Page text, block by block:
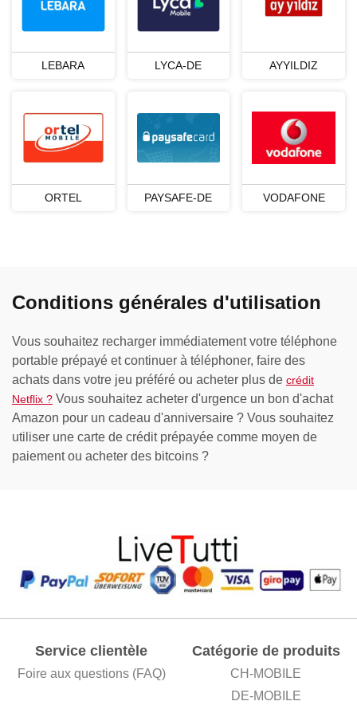
LEBARA LYCA-DE AYYILDIZ
ORTEL PAYSAFE-DE VODAFONE
Conditions générales d'utilisation
Vous souhaitez recharger immédiatement votre téléphone
portable prépayé et continuer à téléphoner, faire des
achats dans votre jeu préféré ou acheter plus de crédit
Netflix ? Vous souhaitez acheter d'urgence un bon d'achat
Amazon pour un cadeau d'anniversaire ? Vous souhaitez
utiliser une carte de crédit prépayée comme moyen de
paiement ou acheter des bitcoins ?
Service clientèle
Foire aux questions (FAQ)
Catégorie de produits
CH-MOBILE
DE-MOBILE